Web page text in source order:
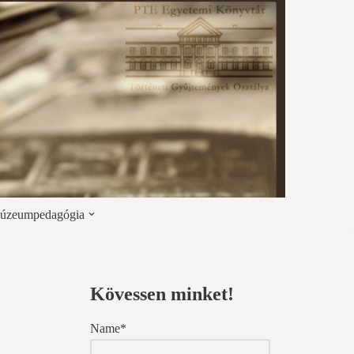
Kövessen minket!
Name*